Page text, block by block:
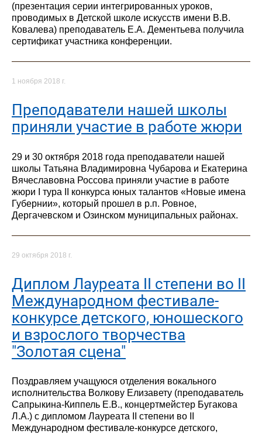
(презентация серии интегрированных уроков,
проводимых в Детской школе искусств имени В.В.
Ковалева) преподаватель Е.А. Дементьева получила
сертификат участника конференции.
1 ноября 2018 г.
Преподаватели нашей школы
приняли участие в работе жюри
29 и 30 октября 2018 года преподаватели нашей
школы Татьяна Владимировна Чубарова и Екатерина
Вячеславовна Россова приняли участие в работе
жюри I тура II конкурса юных талантов «Новые имена
Губернии», который прошел в р.п. Ровное,
Дергачевском и Озинском муниципальных районах.
29 октября 2018 г.
Диплом Лауреата II степени во II
Международном фестивале-
конкурсе детского, юношеского
и взрослого творчества
"Золотая сцена"
Поздравляем учащуюся отделения вокального
исполнительства Волкову Елизавету (преподаватель
Сапрыкина-Киппель Е.В., концертмейстер Бугакова
Л.А.) с дипломом Лауреата II степени во II
Международном фестивале-конкурсе детского,